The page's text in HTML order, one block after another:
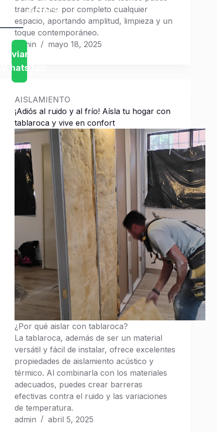
2469
Muros
el
Mismo
Día
s
o
s
H
E
R
A
M
N
T
A
Costo
de
Plafón
Enviar
WhatsApp
transformar por completo cualquier
espacio, aportando amplitud, limpieza y un
toque contemporáneo.
admin
mayo 18, 2025
AISLAMIENTO
¡Adiós al ruido y al frío! Aísla tu hogar con
tablaroca y vive en confort
¿Por qué aislar con tablaroca?
La tablaroca, además de ser un material
versátil y fácil de instalar, ofrece excelentes
propiedades de aislamiento acústico y
térmico. Al combinarla con los materiales
adecuados, puedes crear barreras
efectivas contra el ruido y las variaciones
de temperatura.
admin
abril 5, 2025